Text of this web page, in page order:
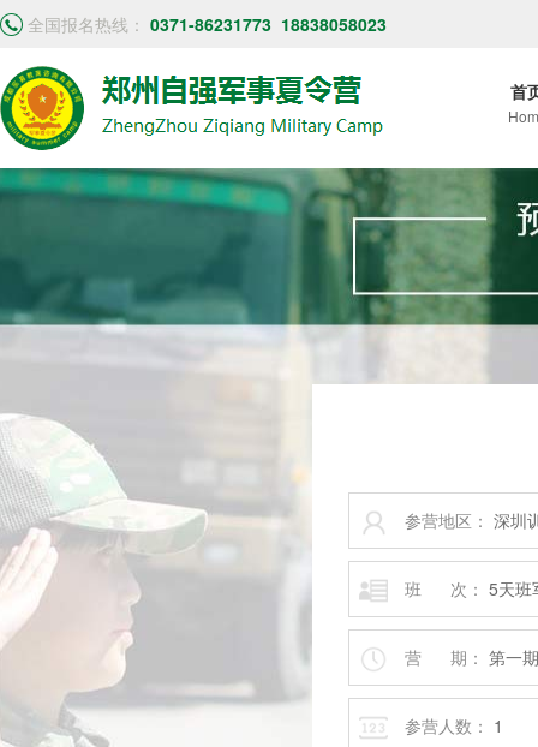
全国报名热线： 0371-86231773 18838058023
首
参营地区：
班 次：
营 期：
参营人数：